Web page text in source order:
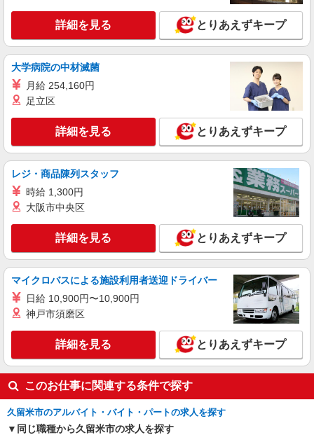
詳細を見る とりあえずキープ
大学病院の中材滅菌
月給 254,160円
足立区
詳細を見る とりあえずキープ
レジ・商品陳列スタッフ
時給 1,300円
大阪市中央区
詳細を見る とりあえずキープ
マイクロバスによる施設利用者送迎ドライバー
日給 10,900円〜10,900円
神戸市須磨区
詳細を見る とりあえずキープ
このお仕事に関連する条件で探す
久留米市のアルバイト・バイト・パートの求人を探す
同じ職種から久留米市の求人を探す